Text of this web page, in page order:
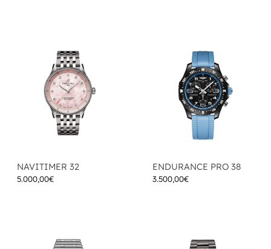
NAVITIMER 32
5.000,00€
ENDURANCE PRO 38
3.500,00€